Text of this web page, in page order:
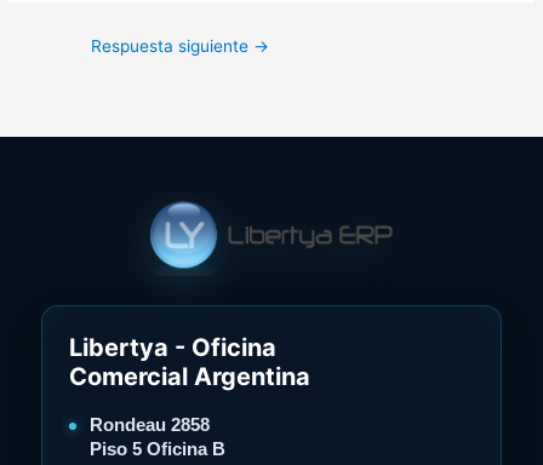
Respuesta siguiente →
Libertya - Oficina
Comercial Argentina
Rondeau 2858
Piso 5 Oficina B